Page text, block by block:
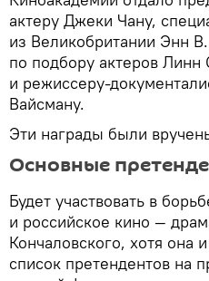
актеру Джеки Чану,
из Великобритании Энн
по подбору актеров Линн
и режиссеру-
Вайсману.
Эти награды были
Основные
Будет участвовать в
и российское кино —
Кончаловского, хотя она
список претендентов на